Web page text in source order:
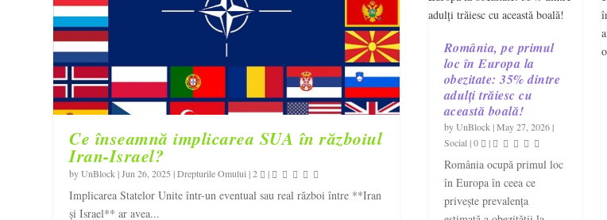
Ce înseamnă implicarea SUA în războiul
Iran-Israel?
byUnBlock |Jun 26, 2025 |Drepturile Omului |2 |
Implicarea Statelor Unite într-un eventual sau real război între **Iran
și Israel** ar avea...
România, pe primul
loc în Europa la
obezitate: 35% dintre
adulți trăiesc cu
această boală!
byUnBlock |May 27, 2026|
Social |0 |
România ocupă primul loc
în Europa în ceea ce
privește prevalența